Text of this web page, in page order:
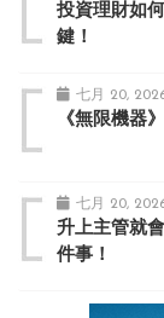
投資理財如
鍵！
七月 20,
《無限機器
七月 20,
升上主管就
件事！